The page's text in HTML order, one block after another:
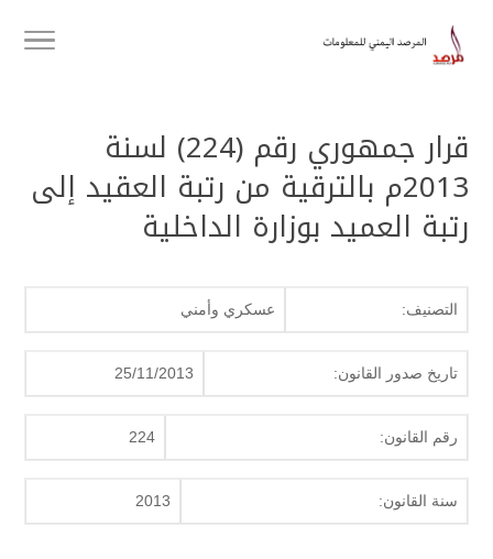
قرار جمهوري رقم (224) لسنة
2013م بالترقية من رتبة العقيد إلى
رتبة العميد بوزارة الداخلية
التصنيف: عسكري وأمني
تاريخ صدور القانون: 25/11/2013
رقم القانون: 224
سنة القانون: 2013